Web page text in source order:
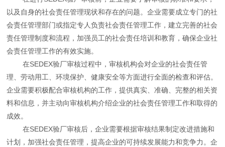
以及自身的社会责任管理现状和存在的问题。企业需要成立专门的社
会责任管理部门或指定专人负责社会责任管理工作，建立完善的社会
责任管理制度和流程，加强员工的社会责任培训和教育，确保企业社
会责任管理工作的有效实施。
在SEDEX验厂审核过程中，审核机构会对企业的社会责任管
理、劳动用工、环境保护、健康安全等方面进行全面的检查和评估。
企业需要积极配合审核机构的工作，提供真实、准确、完整的相关资
料和信息，并主动向审核机构介绍企业的社会责任管理工作和取得的
成效。
在SEDEX验厂审核后，企业需要根据审核结果制定改进措施和
计划，加强社会责任管理，提高企业的可持续发展能力和竞争力。企